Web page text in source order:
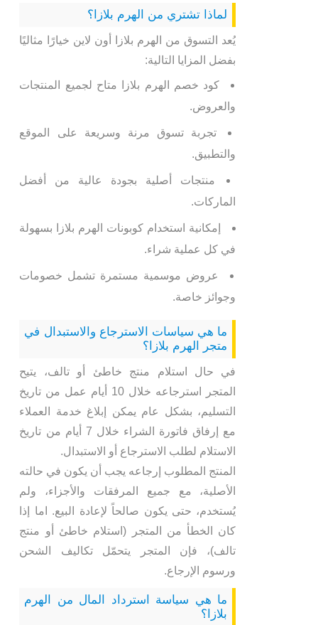
لماذا تشتري من الهرم بلازا؟
يُعد التسوق من الهرم بلازا أون لاين خيارًا مثاليًا
بفضل المزايا التالية:
كود خصم الهرم بلازا متاح لجميع المنتجات
والعروض.
تجربة تسوق مرنة وسريعة على الموقع
والتطبيق.
منتجات أصلية بجودة عالية من أفضل
الماركات.
إمكانية استخدام كوبونات الهرم بلازا بسهولة
في كل عملية شراء.
عروض موسمية مستمرة تشمل خصومات
وجوائز خاصة.
ما هي سياسات الاسترجاع والاستبدال في
متجر الهرم بلازا؟
في حال استلام منتج خاطئ أو تالف، يتيح
المتجر استرجاعه خلال 10 أيام عمل من تاريخ
التسليم، بشكل عام يمكن إبلاغ خدمة العملاء
مع إرفاق فاتورة الشراء خلال 7 أيام من تاريخ
الاستلام لطلب الاسترجاع أو الاستبدال.
المنتج المطلوب إرجاعه يجب أن يكون في حالته
الأصلية، مع جميع المرفقات والأجزاء، ولم
يُستخدم، حتى يكون صالحاً لإعادة البيع. اما إذا
كان الخطأ من المتجر (استلام خاطئ أو منتج
تالف)، فإن المتجر يتحمّل تكاليف الشحن
ورسوم الإرجاع.
ما هي سياسة استرداد المال من الهرم
بلازا؟